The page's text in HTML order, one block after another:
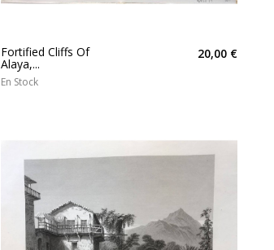
Fortified Cliffs Of
Alaya,...
20,00 €
En Stock